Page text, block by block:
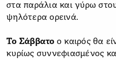
στα παράλια και γύρω
ψηλότερα ορεινά.
Το Σάββατο ο καιρός θα
κυρίως συννεφιασμένος